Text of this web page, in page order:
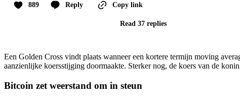
889 Reply Copy link
Read 37 replies
Een Golden Cross vindt plaats wanneer een kortere termijn moving
aanzienlijke koersstijging doormaakte. Sterker nog, de koers van de
Bitcoin zet weerstand om in steun